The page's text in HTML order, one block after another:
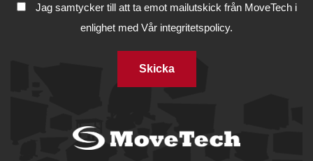
Jag samtycker till att ta emot mailutskick från MoveTech i
enlighet med Vår integritetspolicy.
Skicka